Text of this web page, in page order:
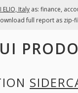
ELIO, Italyas: finance,
full report as zip-